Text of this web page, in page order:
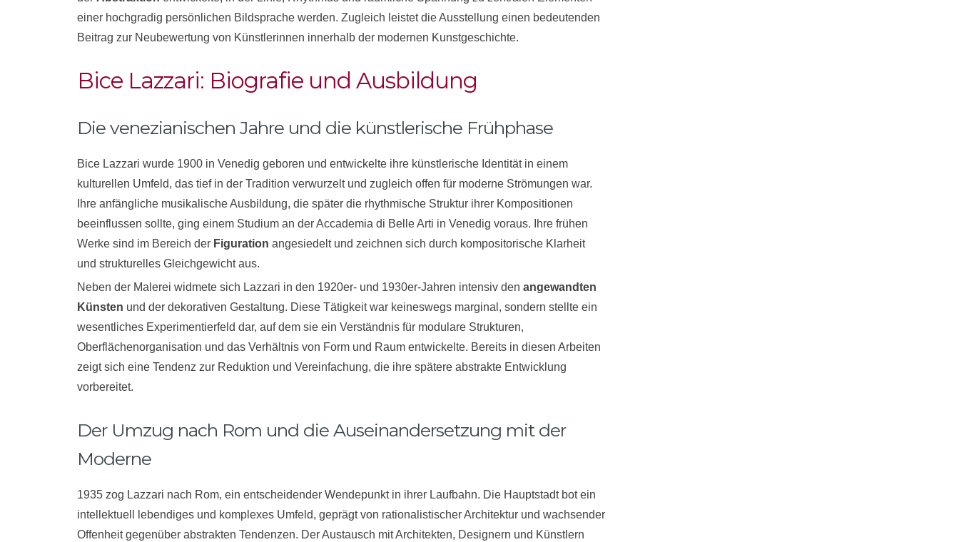
einer hochgradig persönlichen Bildsprache werden. Zugleich leistet die Ausstellung einen bedeutenden
Beitrag zur Neubewertung von Künstlerinnen innerhalb der modernen Kunstgeschichte.
Bice Lazzari: Biografie und Ausbildung
Die venezianischen Jahre und die künstlerische Frühphase
Bice Lazzari wurde 1900 in Venedig geboren und entwickelte ihre künstlerische Identität in einem
kulturellen Umfeld, das tief in der Tradition verwurzelt und zugleich offen für moderne Strömungen war.
Ihre anfängliche musikalische Ausbildung, die später die rhythmische Struktur ihrer Kompositionen
beeinflussen sollte, ging einem Studium an der Accademia di Belle Arti in Venedig voraus. Ihre frühen
Werke sind im Bereich der Figuration angesiedelt und zeichnen sich durch kompositorische Klarheit
und strukturelles Gleichgewicht aus.
Neben der Malerei widmete sich Lazzari in den 1920er- und 1930er-Jahren intensiv den angewandten
Künsten und der dekorativen Gestaltung. Diese Tätigkeit war keineswegs marginal, sondern stellte ein
wesentliches Experimentierfeld dar, auf dem sie ein Verständnis für modulare Strukturen,
Oberflächenorganisation und das Verhältnis von Form und Raum entwickelte. Bereits in diesen Arbeiten
zeigt sich eine Tendenz zur Reduktion und Vereinfachung, die ihre spätere abstrakte Entwicklung
vorbereitet.
Der Umzug nach Rom und die Auseinandersetzung mit der
Moderne
1935 zog Lazzari nach Rom, ein entscheidender Wendepunkt in ihrer Laufbahn. Die Hauptstadt bot ein
intellektuell lebendiges und komplexes Umfeld, geprägt von rationalistischer Architektur und wachsender
Offenheit gegenüber abstrakten Tendenzen. Der Austausch mit Architekten, Designern und Künstlern